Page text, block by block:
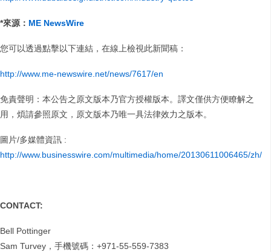
*來源： ME NewsWire
您可以透過點擊以下連結，在線上檢視此新聞稿：
http://www.me-newswire.net/news/7617/en
免責聲明：本公告之原文版本乃官方授權版本。譯文僅供方便瞭解之
用，煩請參照原文，原文版本乃唯一具法律效力之版本。
圖片/多媒體資訊 :
http://www.businesswire.com/multimedia/home/20130611006465/zh/
CONTACT:
Bell Pottinger
Sam Turvey，手機號碼：+971-55-559-7383